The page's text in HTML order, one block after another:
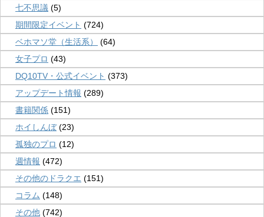
七不思議 (5)
期間限定イベント (724)
ベホマソ堂（生活系）
(64)
女子プロ (43)
DQ10TV・公式イベント (373)
アップデート情報 (289)
書籍関係 (151)
ホイしんぼ(23)
孤独のプロ (12)
週情報 (472)
その他のドラクエ (151)
コラム (148)
その他 (742)